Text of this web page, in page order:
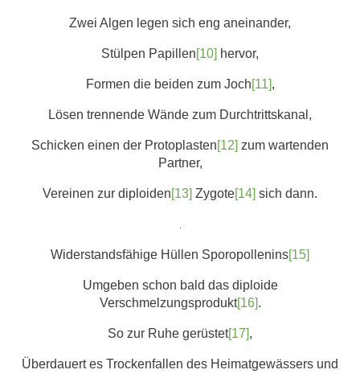
Zwei Algen legen sich eng aneinander,
Stülpen Papillen[10] hervor,
Formen die beiden zum Joch[11],
Lösen trennende Wände zum Durchtrittskanal,
Schicken einen der Protoplasten[12] zum wartenden
Partner,
Vereinen zur diploiden[13] Zygote[14] sich dann.
Widerstandsfähige Hüllen Sporopollenins[15]
Umgeben schon bald das diploide
Verschmelzungsprodukt[16].
So zur Ruhe gerüstet[17],
Überdauert es Trockenfallen des Heimatgewässers und